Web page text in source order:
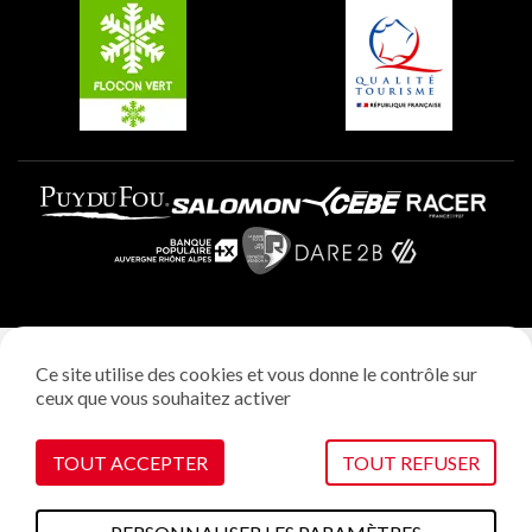
Plagne Villages
Plagne Aime 2000
Gestion des cookies
Ce site utilise des cookies et vous donne le contrôle sur
ceux que vous souhaitez activer
TOUT ACCEPTER TOUT REFUSER